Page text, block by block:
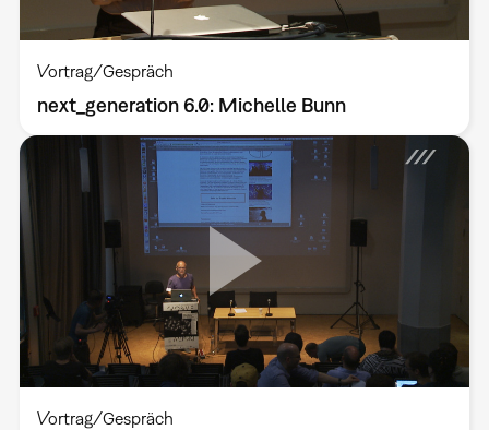
Vortrag/Gespräch
next_generation 6.0: Michelle Bunn
Vortrag/Gespräch